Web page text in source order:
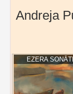
Andreja
EZERA